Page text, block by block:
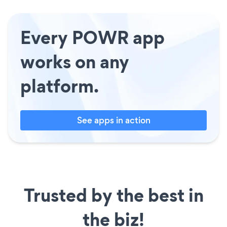
Every POWR app
works on any
platform.
See apps in action
Trusted by the best in
the biz!